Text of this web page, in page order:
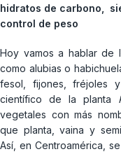
hidratos de carbono,
control de peso
Hoy vamos a hablar de
como alubias o
fesol, fijones, fréjoles
científico de la planta
vegetales con más
que planta, vaina y
Así, en Centroamérica,